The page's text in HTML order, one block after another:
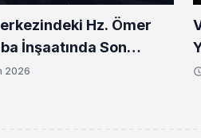
Hz. Ömer
İnşaatında Son
Gelindi
2026